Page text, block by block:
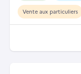
Vente aux particuliers